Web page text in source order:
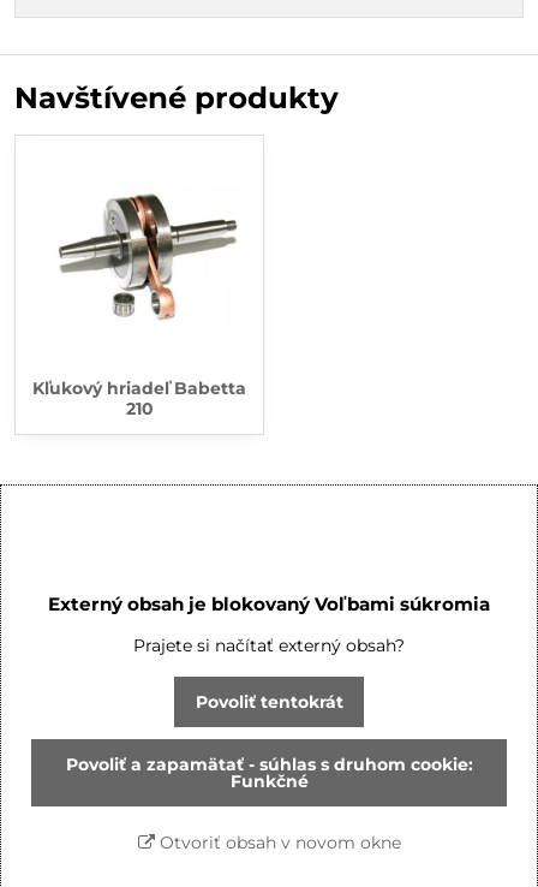
Navštívené produkty
Kľukový hriadeľ Babetta
210
Externý obsah je blokovaný Voľbami súkromia
Prajete si načítať externý obsah?
Povoliť tentokrát
Povoliť a zapamätať - súhlas s druhom cookie:
Funkčné
Otvoriť obsah v novom okne